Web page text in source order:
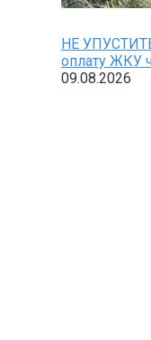
НЕ
оплату ЖКУ
09.08.2026